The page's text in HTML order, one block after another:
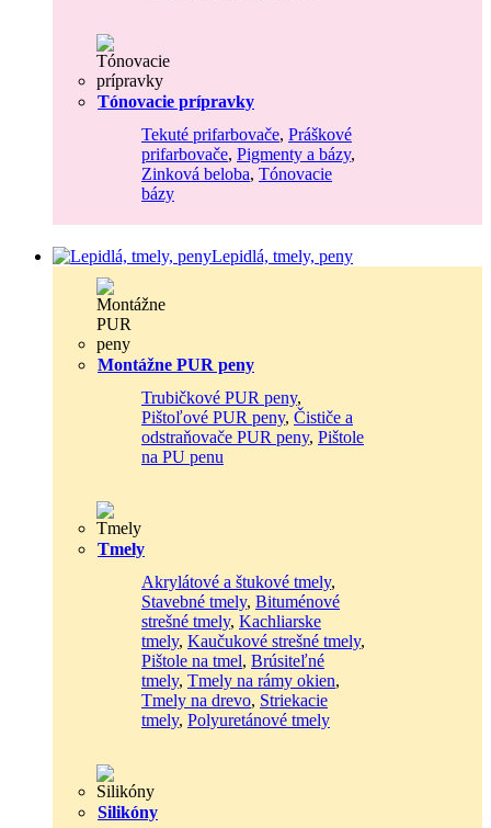
Tónovacie prípravky
Tekuté prifarbovače, Práškové
prifarbovače, Pigmenty a bázy,
Zinková beloba, Tónovacie
bázy
Lepidlá, tmely, peny
Montážne PUR peny
Trubičkové PUR peny,
Pištoľové PUR peny, Čističe a
odstraňovače PUR peny, Pištole
na PU penu
Tmely
Akrylátové a štukové tmely,
Stavebné tmely, Bituménové
strešné tmely, Kachliarske
tmely, Kaučukové strešné tmely,
Pištole na tmel, Brúsiteľné
tmely, Tmely na rámy okien,
Tmely na drevo, Striekacie
tmely, Polyuretánové tmely
Silikóny